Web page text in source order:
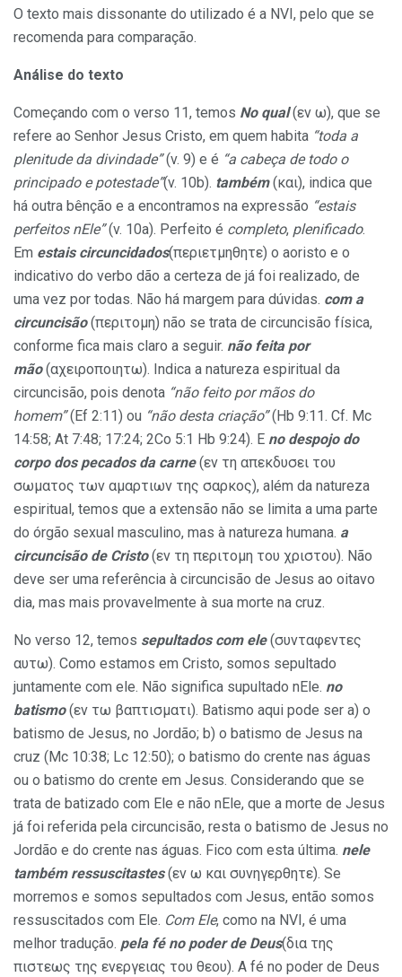
O texto mais dissonante do utilizado é a NVI, pelo que se
recomenda para comparação.
Análise do texto
Começando com o verso 11, temos No qual(εν ω), que se
refere ao Senhor Jesus Cristo, em quem habita “toda a
plenitude da divindade”(v. 9) e é “a cabeça de todo o
principado e potestade”(v. 10b). também(και), indica que
há outra bênção e a encontramos na expressão “estais
perfeitos nEle”(v. 10a). Perfeito é completo, plenificado.
Em estais circuncidados(περιετμηθητε) o aoristo e o
indicativo do verbo dão a certeza de já foi realizado, de
uma vez por todas. Não há margem para dúvidas. com a
circuncisão(περιτομη) não se trata de circuncisão física,
conforme fica mais claro a seguir. não feita por
mão(αχειροποιητω). Indica a natureza espiritual da
circuncisão, pois denota “não feito por mãos do
homem”(Ef 2:11) ou “não desta criação”(Hb 9:11. Cf. Mc
14:58; At 7:48; 17:24; 2Co 5:1 Hb 9:24). E no despojo do
corpo dos pecados da carne(εν τη απεκδυσει του
σωματος των αμαρτιων της σαρκος), além da natureza
espiritual, temos que a extensão não se limita a uma parte
do órgão sexual masculino, mas à natureza humana. a
circuncisão de Cristo(εν τη περιτομη του χριστου). Não
deve ser uma referência à circuncisão de Jesus ao oitavo
dia, mas mais provavelmente à sua morte na cruz.
No verso 12, temos sepultados com ele(συνταφεντες
αυτω). Como estamos em Cristo, somos sepultado
juntamente com ele. Não significa supultado nEle. no
batismo(εν τω βαπτισματι). Batismo aqui pode ser a) o
batismo de Jesus, no Jordão; b) o batismo de Jesus na
cruz (Mc 10:38; Lc 12:50); o batismo do crente nas águas
ou o batismo do crente em Jesus. Considerando que se
trata de batizado com Ele e não nEle, que a morte de Jesus
já foi referida pela circuncisão, resta o batismo de Jesus no
Jordão e do crente nas águas. Fico com esta última. nele
também ressuscitastes(εν ω και συνηγερθητε). Se
morremos e somos sepultados com Jesus, então somos
ressuscitados com Ele. Com Ele, como na NVI, é uma
melhor tradução. pela fé no poder de Deus(δια της
πιστεως της ενεργειας του θεου). A fé no poder de Deus